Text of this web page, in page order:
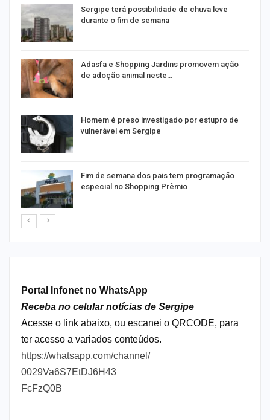
Sergipe terá possibilidade de chuva leve
durante o fim de semana
Adasfa e Shopping Jardins promovem ação
de adoção animal neste…
Homem é preso investigado por estupro de
vulnerável em Sergipe
Fim de semana dos pais tem programação
especial no Shopping Prêmio
----
Portal Infonet no WhatsApp
Receba no celular notícias de Sergipe
Acesse o link abaixo, ou escanei o QRCODE, para
ter acesso a variados conteúdos.
https://whatsapp.com/channel/
0029Va6S7EtDJ6H43
FcFzQ0B